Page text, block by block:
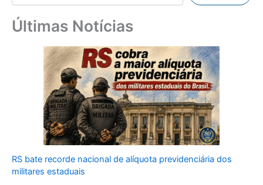
Últimas Notícias
RS bate recorde nacional de alíquota previdenciária dos
militares estaduais